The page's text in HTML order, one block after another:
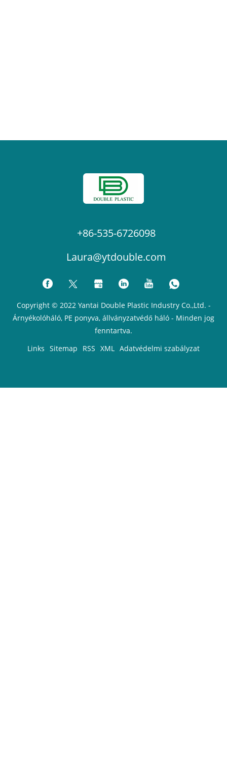
+86-535-6726098
Laura@ytdouble.com
Copyright © 2022 Yantai Double Plastic Industry Co.,Ltd. -
Árnyékolóháló, PE ponyva, állványzatvédő háló - Minden jog
fenntartva.
Links Sitemap RSS XML Adatvédelmi szabályzat